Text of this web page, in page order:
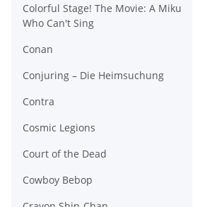
Colorful Stage! The Movie: A Miku
Who Can't Sing
Conan
Conjuring – Die Heimsuchung
Contra
Cosmic Legions
Court of the Dead
Cowboy Bebop